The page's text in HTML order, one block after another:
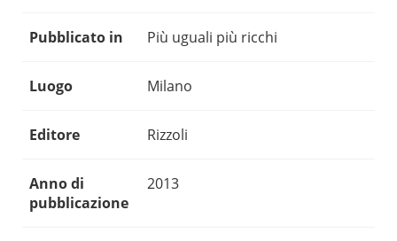
Pubblicato in Più uguali più ricchi
Luogo Milano
Editore Rizzoli
Anno di
pubblicazione
2013